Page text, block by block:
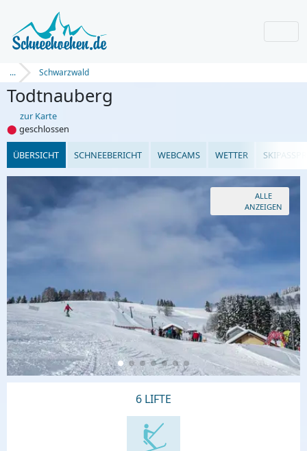
... Schwarzwald
Todtnauberg
zur Karte
⬤ geschlossen
ÜBERSICHT SCHNEEBERICHT WEBCAMS WETTER
ALLE
ANZEIGEN
6 LIFTE